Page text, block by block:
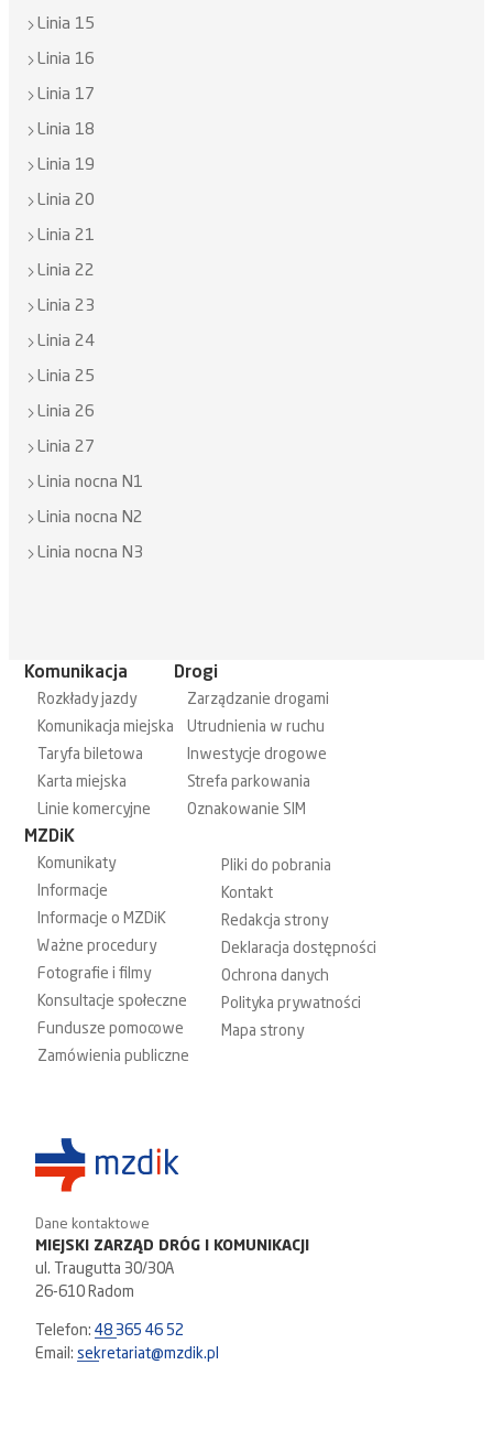
Linia 15
Linia 16
Linia 17
Linia 18
Linia 19
Linia 20
Linia 21
Linia 22
Linia 23
Linia 24
Linia 25
Linia 26
Linia 27
Linia nocna N1
Linia nocna N2
Linia nocna N3
Komunikacja
Rozkłady jazdy
Komunikacja miejska
Taryfa biletowa
Karta miejska
Linie komercyjne
Drogi
Zarządzanie drogami
Utrudnienia w ruchu
Inwestycje drogowe
Strefa parkowania
Oznakowanie SIM
MZDiK
Komunikaty
Informacje
Informacje o MZDiK
Ważne procedury
Fotografie i filmy
Konsultacje społeczne
Fundusze pomocowe
Zamówienia publiczne
Pliki do pobrania
Kontakt
Redakcja strony
Deklaracja dostępności
Ochrona danych
Polityka prywatności
Mapa strony
Dane kontaktowe
MIEJSKI ZARZĄD DRÓG I KOMUNIKACJI
ul. Traugutta 30/30A
26-610 Radom
Telefon:48 365 46 52
Email:sekretariat@mzdik.pl